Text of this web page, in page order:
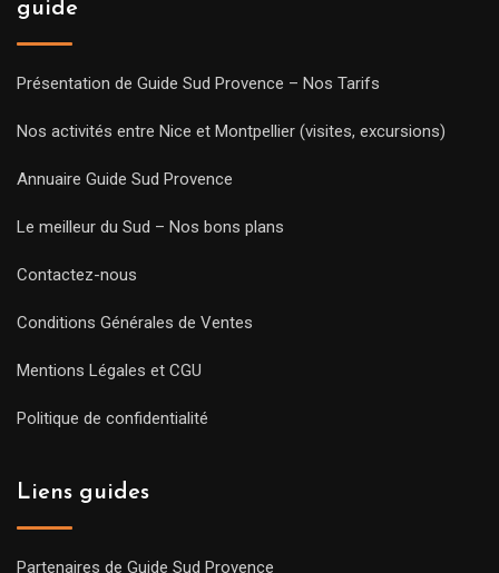
guide
Présentation de Guide Sud Provence – Nos Tarifs
Nos activités entre Nice et Montpellier (visites, excursions)
Annuaire Guide Sud Provence
Le meilleur du Sud – Nos bons plans
Contactez-nous
Conditions Générales de Ventes
Mentions Légales et CGU
Politique de confidentialité
Liens guides
Partenaires de Guide Sud Provence